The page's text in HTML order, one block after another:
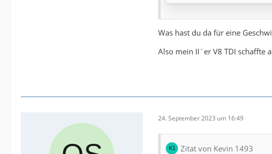
Was hast du da für eine
Also mein II´er V8 TDI schaffte
24. September 2023 um 16:49
Zitat von Kevin 1493